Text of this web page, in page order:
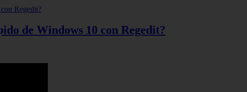
de Windows 10 con Regedit?